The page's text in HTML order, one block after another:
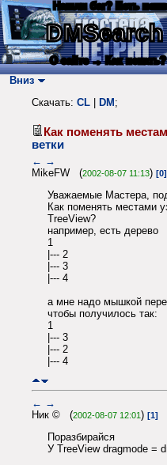
Нашли баг? Есть
DMSearch
О сайте → Как искать?
Вниз
Скачать: CL DM ;
Как поменять
ветки
← →
MikeFW (2002-08-07 11:13) [0]
Уважаемые Мастера,
Как поменять местами
TreeView?
например, есть дерево
1
|--- 2
|--- 3
|--- 4
а мне надо мышкой
чтобы получилось так:
1
|--- 3
|--- 2
|--- 4
← →
Ник © (2002-08-07 12:01) [1]
Поразбирайся
У TreeView dragmode =